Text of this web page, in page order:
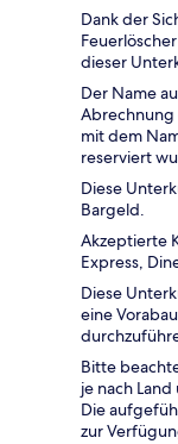
Dank der
dieser
Der Name
Abrechnung
mit dem
reserviert
Diese
Bargeld.
Akzeptierte
Express,
Diese
eine
Bitte
je nach
Die
zur